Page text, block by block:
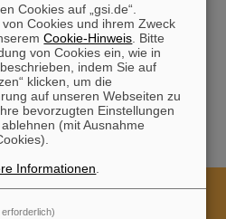
die Abteilungen
Sicherheit und
Strahlenschutzbevollmächtigung
Cookie-Hinweise
Sitemap
Haftungsausschluss
Cookies auf „gsi.de“.
Cookies und ihrem Zweck
Cookie-Hinweis . Bitte
von Cookies ein, wie in
indem Sie auf
klicken, um die
auf unseren Webseiten zu
bevorzugten Einstellungen
(mit Ausnahme
Informationen